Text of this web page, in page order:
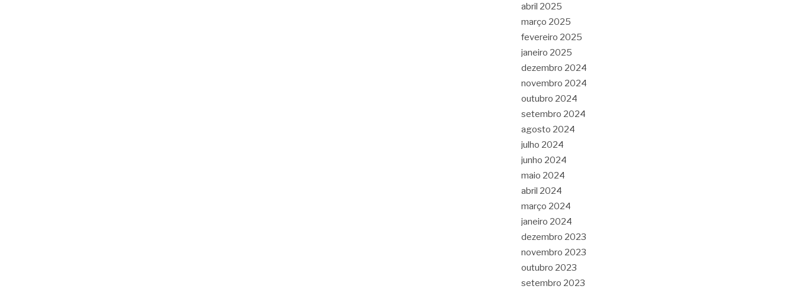
abril 2025
março 2025
fevereiro 2025
janeiro 2025
dezembro 2024
novembro 2024
outubro 2024
setembro 2024
agosto 2024
julho 2024
junho 2024
maio 2024
abril 2024
março 2024
janeiro 2024
dezembro 2023
novembro 2023
outubro 2023
setembro 2023